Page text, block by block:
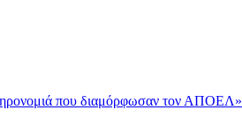
που διαμόρφωσαν τον ΑΠΟΕΛ»